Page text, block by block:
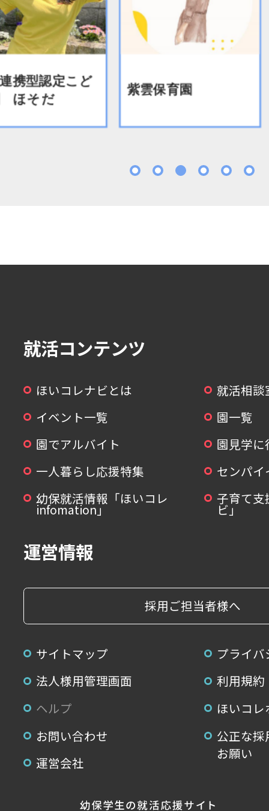
携型認定こど
ほそだ
紫雲保育園
就活コンテンツ
ほいコレナビとは
就活相談
イベント一覧
園一覧
園でアルバイト
園見学
一人暮らし応援特集
センパ
幼保就活情報「ほいコレ
infomation」
子育て支
ビ」
運営情報
採用ご担当者様へ
サイトマップ
プライ
法人様用管理画面
利用規約
ヘルプ
ほいコ
お問い合わせ
公正な
お願い
運営会社